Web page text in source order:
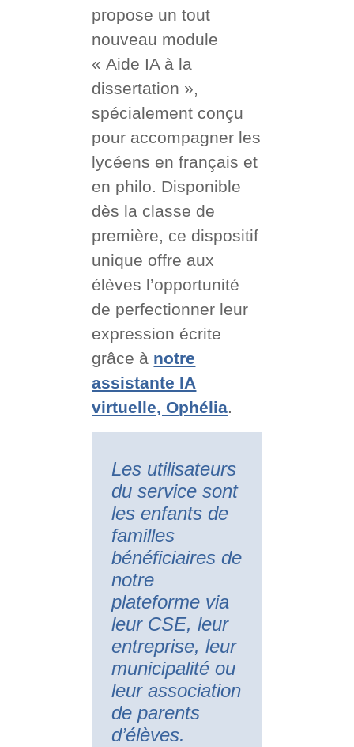
propose un tout
nouveau module
« Aide IA à la
dissertation »,
spécialement conçu
pour accompagner les
lycéens en français et
en philo. Disponible
dès la classe de
première, ce dispositif
unique offre aux
élèves l’opportunité
de perfectionner leur
expression écrite
grâce à notre
assistante IA
virtuelle, Ophélia.
Les utilisateurs
du service sont
les enfants de
familles
bénéficiaires de
notre
plateforme via
leur CSE, leur
entreprise, leur
municipalité ou
leur association
de parents
d’élèves.